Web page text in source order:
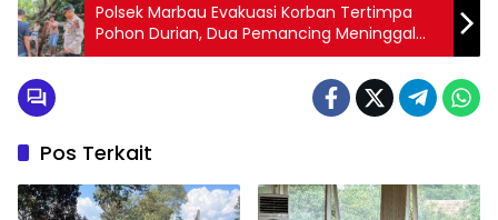
Polsek Marbau Evakuasi Korban Tertimpa
Pohon Durian, Dua Pemancing Meninggal
Dunia
Pos Terkait